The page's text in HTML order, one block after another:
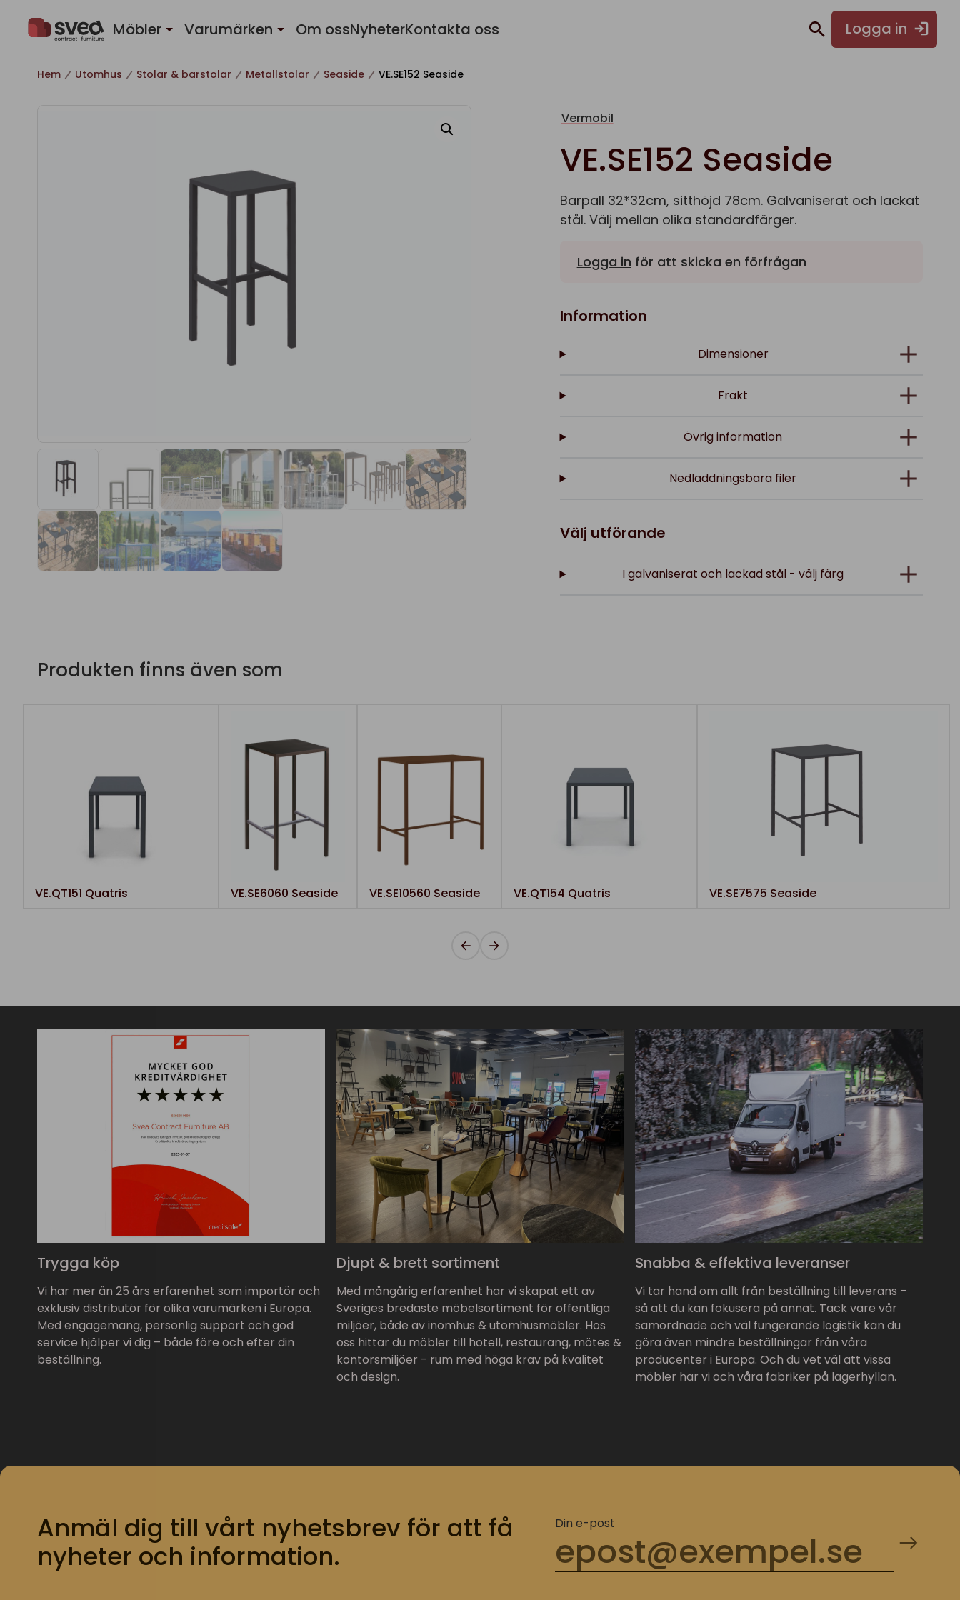
Möbler Varumärken Om ossNyheterKontakta oss Logga in
Hem Utomhus Stolar & barstolar Metallstolar Seaside VE.SE152 Seaside
Vermobil
VE.SE152 Seaside
Barpall 32*32cm, sitthöjd 78cm. Galvaniserat och lackat
stål. Välj mellan olika standardfärger.
Logga in för att skicka en förfrågan
Information
Dimensioner
Frakt
Övrig information
Nedladdningsbara filer
Välj utförande
I galvaniserat och lackad stål - välj färg
Produkten finns även som
VE.QT151 Quatris VE.SE6060 Seaside VE.SE10560 Seaside VE.QT154 Quatris VE.SE7575 Seaside
Trygga köp
Vi har mer än 25 års erfarenhet som importör och
exklusiv distributör för olika varumärken i Europa.
Med engagemang, personlig support och god
service hjälper vi dig – både före och efter din
beställning.
Djupt & brett sortiment
Med mångårig erfarenhet har vi skapat ett av
Sveriges bredaste möbelsortiment för offentliga
miljöer, både av inomhus & utomhusmöbler. Hos
oss hittar du möbler till hotell, restaurang, mötes &
kontorsmiljöer - rum med höga krav på kvalitet
och design.
Snabba & effektiva leveranser
Vi tar hand om allt från beställning till leverans –
så att du kan fokusera på annat. Tack vare vår
samordnade och väl fungerande logistik kan du
göra även mindre beställningar från våra
producenter i Europa. Och du vet väl att vissa
möbler har vi och våra fabriker på lagerhyllan.
Anmäl dig till vårt nyhetsbrev för att få
nyheter och information.
Din e-post